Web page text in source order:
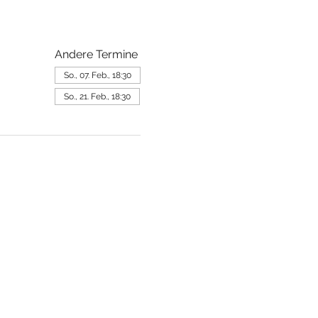
Andere Termine
So., 07. Feb., 18:30
So., 21. Feb., 18:30